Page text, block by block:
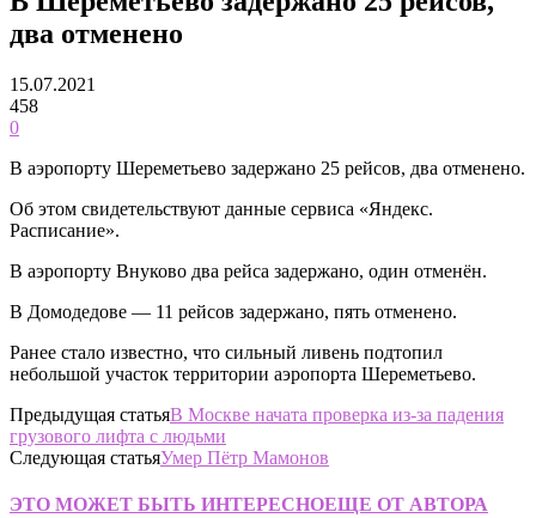
два отменено
15.07.2021
458
0
В аэропорту Шереметьево задержано 25 рейсов, два отменено.
Об этом свидетельствуют данные сервиса «Яндекс.
Расписание».
В аэропорту Внуково два рейса задержано, один отменён.
В Домодедове — 11 рейсов задержано, пять отменено.
Ранее стало известно, что сильный ливень подтопил
небольшой участок территории аэропорта Шереметьево.
Предыдущая статьяВ Москве начата проверка из-за падения
грузового лифта с людьми
Следующая статьяУмер Пётр Мамонов
ЭТО МОЖЕТ БЫТЬ ИНТЕРЕСНОЕЩЕ ОТ АВТОРА